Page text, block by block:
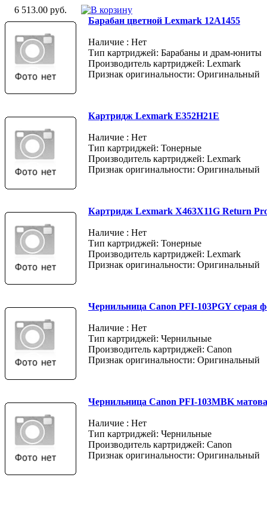
6 513.00 руб.
Барабан цветной Lexmark 12A1455
Наличие : Нет
Тип картриджей: Барабаны и драм-юниты
Производитель картриджей: Lexmark
Признак оригинальности: Оригинальный
Картридж Lexmark E352H21E
Наличие : Нет
Тип картриджей: Тонерные
Производитель картриджей: Lexmark
Признак оригинальности: Оригинальный
Картридж Lexmark X463X11G Return
Наличие : Нет
Тип картриджей: Тонерные
Производитель картриджей: Lexmark
Признак оригинальности: Оригинальный
Чернильница Canon PFI-103PGY серая
Наличие : Нет
Тип картриджей: Чернильные
Производитель картриджей: Canon
Признак оригинальности: Оригинальный
Чернильница Canon PFI-103MBK
Наличие : Нет
Тип картриджей: Чернильные
Производитель картриджей: Canon
Признак оригинальности: Оригинальный